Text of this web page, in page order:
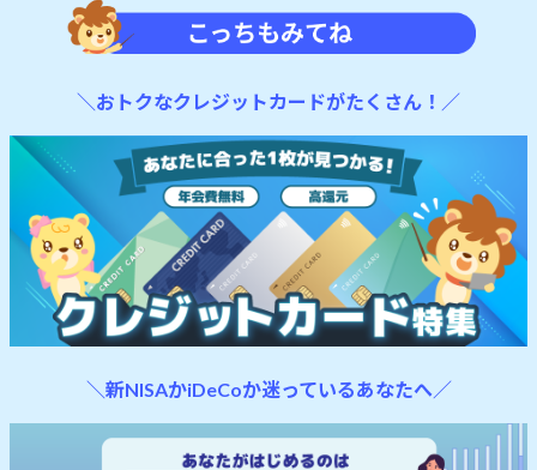
＼おトクなクレジットカードがたくさん！／
＼新NISAかiDeCoか迷っているあなたへ／